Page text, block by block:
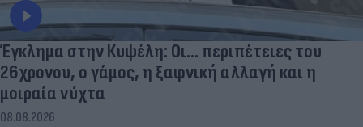
Έγκλημα στην Κυψέλη: Οι... περιπέτειες του
26χρονου, ο γάμος, η ξαφνική αλλαγή και η
μοιραία νύχτα
08.08.2026